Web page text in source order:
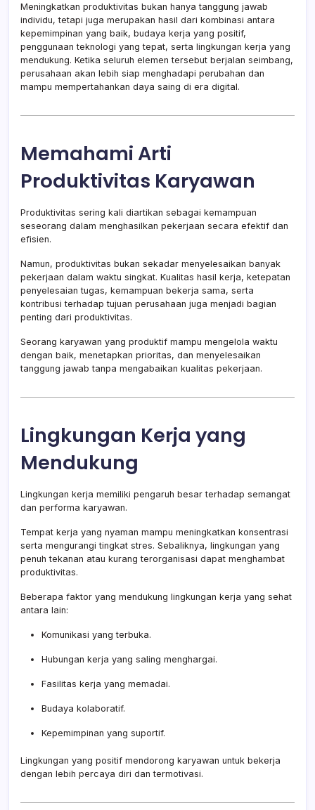
Meningkatkan produktivitas bukan hanya tanggung jawab
individu, tetapi juga merupakan hasil dari kombinasi antara
kepemimpinan yang baik, budaya kerja yang positif,
penggunaan teknologi yang tepat, serta lingkungan kerja yang
mendukung. Ketika seluruh elemen tersebut berjalan seimbang,
perusahaan akan lebih siap menghadapi perubahan dan
mampu mempertahankan daya saing di era digital.
Memahami Arti
Produktivitas Karyawan
Produktivitas sering kali diartikan sebagai kemampuan
seseorang dalam menghasilkan pekerjaan secara efektif dan
efisien.
Namun, produktivitas bukan sekadar menyelesaikan banyak
pekerjaan dalam waktu singkat. Kualitas hasil kerja, ketepatan
penyelesaian tugas, kemampuan bekerja sama, serta
kontribusi terhadap tujuan perusahaan juga menjadi bagian
penting dari produktivitas.
Seorang karyawan yang produktif mampu mengelola waktu
dengan baik, menetapkan prioritas, dan menyelesaikan
tanggung jawab tanpa mengabaikan kualitas pekerjaan.
Lingkungan Kerja yang
Mendukung
Lingkungan kerja memiliki pengaruh besar terhadap semangat
dan performa karyawan.
Tempat kerja yang nyaman mampu meningkatkan konsentrasi
serta mengurangi tingkat stres. Sebaliknya, lingkungan yang
penuh tekanan atau kurang terorganisasi dapat menghambat
produktivitas.
Beberapa faktor yang mendukung lingkungan kerja yang sehat
antara lain:
Komunikasi yang terbuka.
Hubungan kerja yang saling menghargai.
Fasilitas kerja yang memadai.
Budaya kolaboratif.
Kepemimpinan yang suportif.
Lingkungan yang positif mendorong karyawan untuk bekerja
dengan lebih percaya diri dan termotivasi.